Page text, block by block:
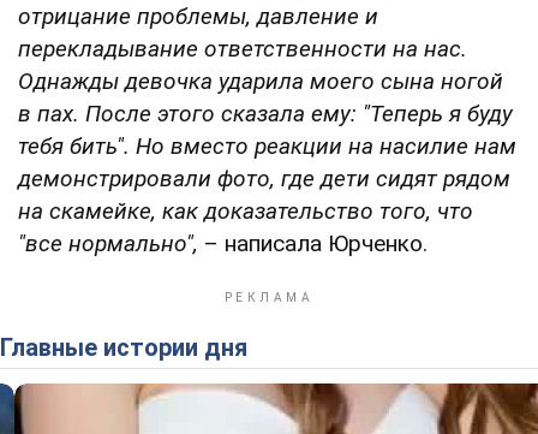
отрицание проблемы, давление и
перекладывание ответственности на нас.
Однажды девочка ударила моего сына ногой
в пах. После этого сказала ему: "Теперь я буду
тебя бить". Но вместо реакции на насилие нам
демонстрировали фото, где дети сидят рядом
на скамейке, как доказательство того, что
"все нормально", – написала Юрченко.
Главные истории дня